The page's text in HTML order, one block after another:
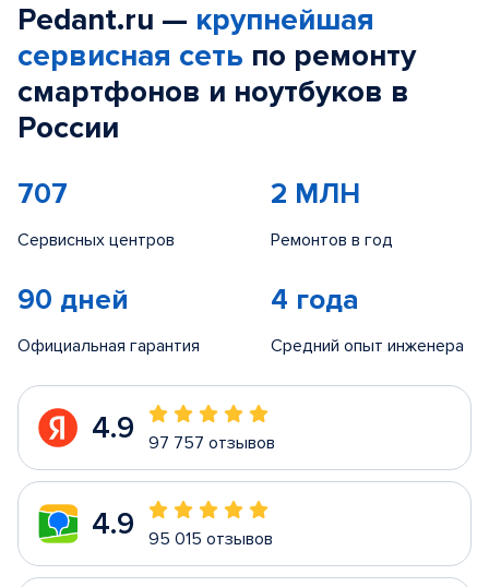
Pedant.ru — крупнейшая
сервисная сеть по ремонту
смартфонов и ноутбуков в
России
707
Сервисных центров
2 МЛН
Ремонтов в год
90 дней
Официальная гарантия
4 года
Средний опыт инженера
4.9 97 757 отзывов
4.9 95 015 отзывов